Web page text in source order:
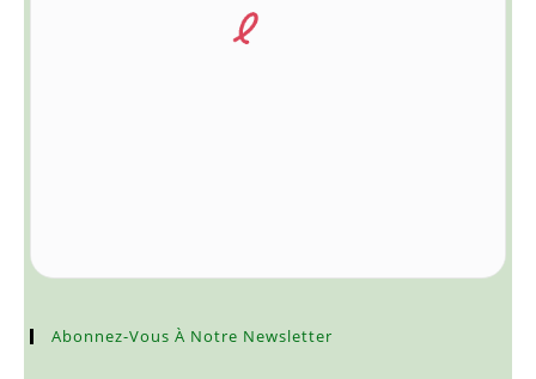
Abonnez-Vous À Notre Newsletter